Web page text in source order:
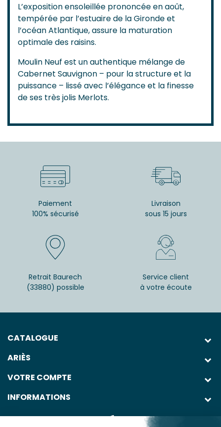
L’exposition ensoleillée prononcée en août,
tempérée par l’estuaire de la Gironde et
l’océan Atlantique, assure la maturation
optimale des raisins.
Moulin Neuf est un authentique mélange de
Cabernet Sauvignon – pour la structure et la
puissance – lissé avec l’élégance et la finesse
de ses très jolis Merlots.
Paiement
100% sécurisé
Livraison
sous 15 jours
Retrait Baurech
(33880) possible
Service client
à votre écoute
CATALOGUE
ARIÈS
VOTRE COMPTE
INFORMATIONS